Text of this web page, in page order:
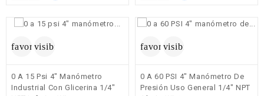
favorite_border
visibility
0 A 15 Psi 4" Manómetro
Industrial Con Glicerina 1/4"
favorite_border
visibility
0 A 60 PSI 4" Manómetro De
Presión Uso General 1/4" NPT